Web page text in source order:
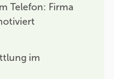
Telefon: Firma
im